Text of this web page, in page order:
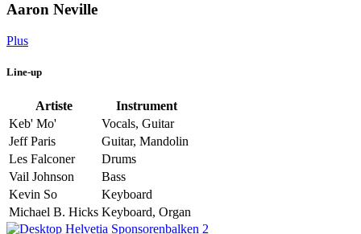
Aaron Neville
Plus
Line-up
Artiste
Instrument
Keb' Mo'
Vocals, Guitar
Jeff Paris
Guitar, Mandolin
Les Falconer
Drums
Vail Johnson
Bass
Kevin So
Keyboard
Michael B. Hicks Keyboard, Organ